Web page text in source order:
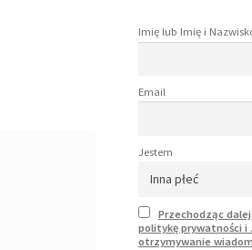
Imię lub Imię i
Email
Jestem
Przechodząc
politykę prywatności i
otrzymywanie